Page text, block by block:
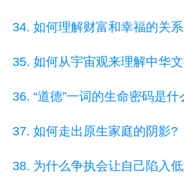
34. 如何理解财富和幸福的关
35. 如何从宇宙观来理解中华
36. “道德”一词的生命密码是什
37. 如何走出原生家庭的阴影?
38. 为什么争执会让自己陷入